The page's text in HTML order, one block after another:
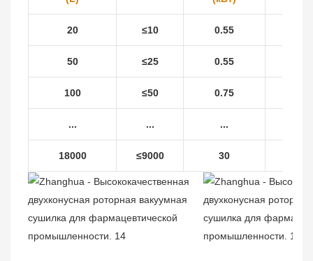
20 ≤10 0.55
50 ≤25 0.55
100 ≤50 0.75
... ... ...
18000 ≤9000 30